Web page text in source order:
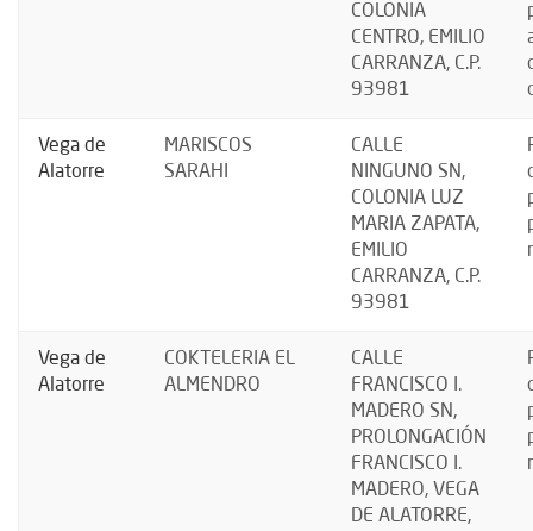
COLONIA
CENTRO, EMILIO
CARRANZA, C.P.
93981
Vega de
Alatorre
MARISCOS
SARAHI
CALLE
NINGUNO SN,
COLONIA LUZ
MARIA ZAPATA,
EMILIO
CARRANZA, C.P.
93981
Vega de
Alatorre
COKTELERIA EL
ALMENDRO
CALLE
FRANCISCO I.
MADERO SN,
PROLONGACIÓN
FRANCISCO I.
MADERO, VEGA
DE ALATORRE,